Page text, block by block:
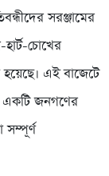
সরঞ্জামের
চোখের
এই বাজেটে
একটি জনগণের
সম্পূর্ণ